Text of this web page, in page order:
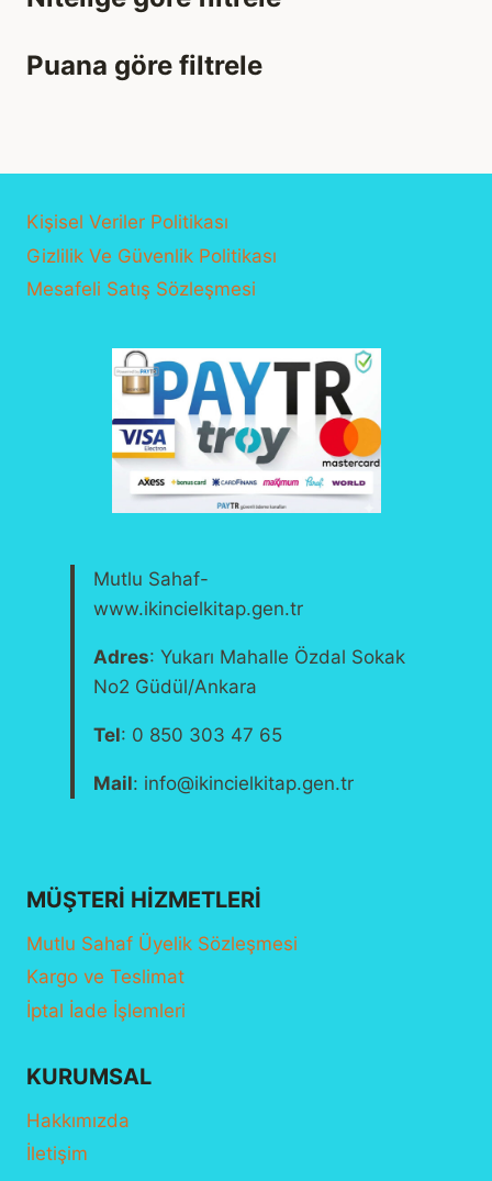
Puana göre filtrele
Kişisel Veriler Politikası
Gizlilik Ve Güvenlik Politikası
Mesafeli Satış Sözleşmesi
Mutlu Sahaf-
www.ikincielkitap.gen.tr
Adres: Yukarı Mahalle Özdal Sokak
No2 Güdül/Ankara
Tel: 0 850 303 47 65
Mail: info@ikincielkitap.gen.tr
MÜŞTERI HIZMETLERI
Mutlu Sahaf Üyelik Sözleşmesi
Kargo ve Teslimat
İptal İade İşlemleri
KURUMSAL
Hakkımızda
İletişim